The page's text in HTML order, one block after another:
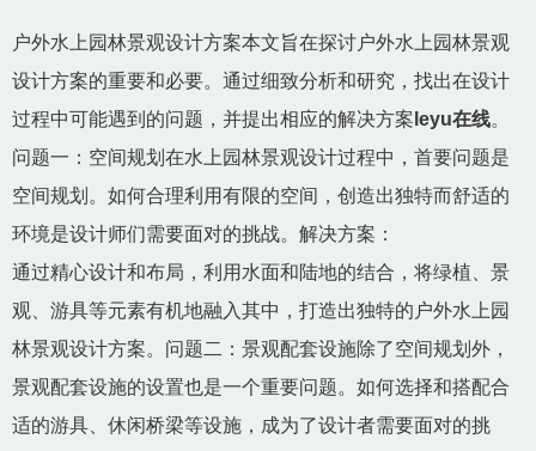
户外水上园林景观设计方案本文旨在探讨户外水上园林景观
设计方案的重要和必要。通过细致分析和研究，找出在设计
过程中可能遇到的问题，并提出相应的解决方案 leyu在线。
问题一：空间规划在水上园林景观设计过程中，首要问题是
空间规划。如何合理利用有限的空间，创造出独特而舒适的
环境是设计师们需要面对的挑战。解决方案：
通过精心设计和布局，利用水面和陆地的结合，将绿植、景
观、游具等元素有机地融入其中，打造出独特的户外水上园
林景观设计方案。问题二：景观配套设施除了空间规划外，
景观配套设施的设置也是一个重要问题。如何选择和搭配合
适的游具、休闲桥梁等设施，成为了设计者需要面对的挑